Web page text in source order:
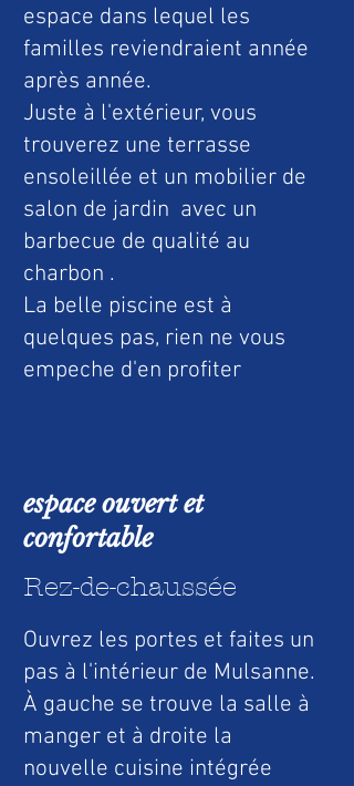
espace dans lequel les
familles reviendraient année
après année.
Juste à l'extérieur, vous
trouverez une terrasse
ensoleillée et un mobilier de
salon de jardin avec un
barbecue de qualité au
charbon .
La belle piscine est à
quelques pas, rien ne vous
empeche d'en profiter
espace ouvert et
confortable
Rez-de-chaussée
Ouvrez les portes et faites un
pas à l'intérieur de Mulsanne.
À gauche se trouve la salle à
manger et à droite la
nouvelle cuisine intégrée